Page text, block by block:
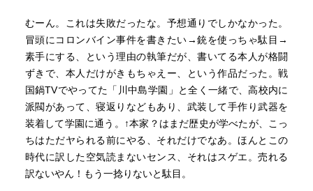
むーん。これは失敗だったな。予想通りでしかなかった。
冒頭にコロンバイン事件を書きたい→銃を使っちゃ駄目→
素手にする、という理由の執筆だが、書いてる本人が格闘
ずきで、本人だけがきもちゃえー、という作品だった。戦
国鍋TVでやってた「川中島学園」と全く一緒で、高校内に
派閥があって、寝返りなどもあり、武装して手作り武器を
装着して学園に通う。↑本家？はまだ歴史が学べたが、こっ
ちはただヤられる前にやる、それだけでなあ。ほんとこの
時代に訳した空気読まないセンス、それはスゲエ。売れる
訳ないやん！もう一捻りないと駄目。